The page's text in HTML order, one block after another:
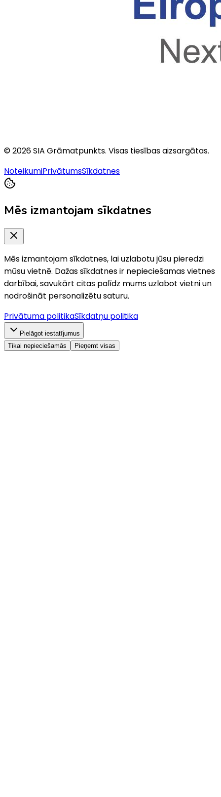
©2026SIA Grāmatpunkts. Visas tiesības aizsargātas.
NoteikumiPrivātumsSīkdatnes
Mēs izmantojam sīkdatnes
Mēs izmantojam sīkdatnes, lai uzlabotu jūsu pieredzi
mūsu vietnē. Dažas sīkdatnes ir nepieciešamas vietnes
darbībai, savukārt citas palīdz mums uzlabot vietni un
nodrošināt personalizētu saturu.
Privātuma politikaSīkdatņu politika
Pielāgot iestatījumus
Tikai nepieciešamās
Pieņemt visas